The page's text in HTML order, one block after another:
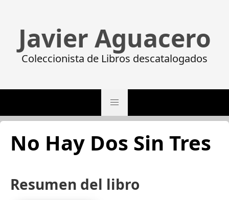
Javier Aguacero
Coleccionista de Libros descatalogados
No Hay Dos Sin Tres
Resumen del libro